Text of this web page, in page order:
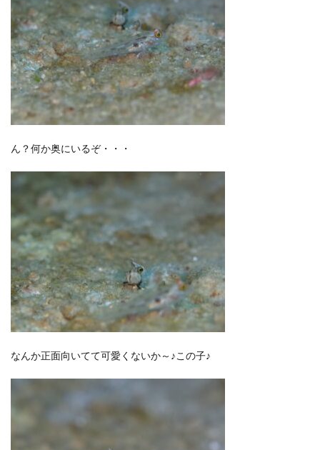
ん？何か奥にいるぞ・・・
なんか正面向いてて可愛くないか～♪この子♪